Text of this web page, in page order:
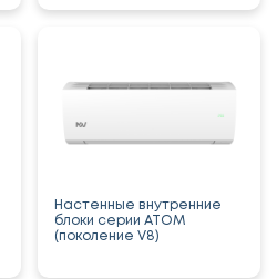
Настенные внутренние
блоки серии ATOM
(поколение V8)